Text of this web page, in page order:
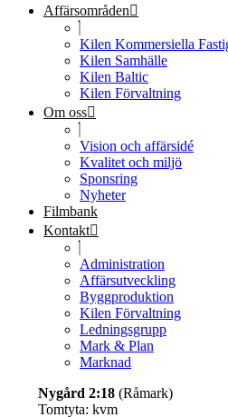
Affärsområden
Kilen Kommersiella
Kilen Samhälle
Kilen Baltic
Kilen Förvaltning
Om oss
Vision och affärsidé
Kvalitet och miljö
Sponsring
Nyheter
Filmbank
Kontakt
Administration
Affärsutveckling
Byggproduktion
Kilen Förvaltning
Ledningsgrupp
Mark & Plan
Marknad
Nygård 2:18 (Råmark)
Tomtyta: kvm